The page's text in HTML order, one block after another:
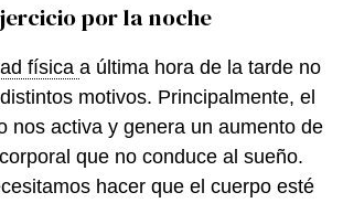
por la noche
física a última hora de la tarde no
motivos. Principalmente, el
nos activa y genera un aumento de
que no conduce al sueño.
hacer que el cuerpo esté